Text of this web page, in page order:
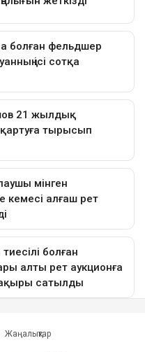
Жаңалықтар